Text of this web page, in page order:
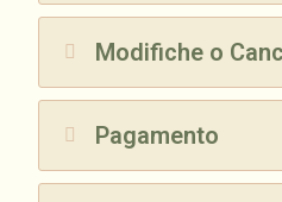
Modifiche o
Pagamento